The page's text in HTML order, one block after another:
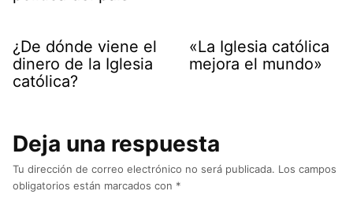
¿De dónde viene el
dinero de la Iglesia
católica?
«La Iglesia católica
mejora el mundo»
Deja una respuesta
Tu dirección de correo electrónico no será publicada. Los campos
obligatorios están marcados con *